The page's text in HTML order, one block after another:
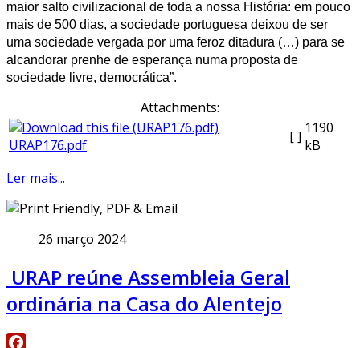
maior salto civilizacional de toda a nossa História: em pouco
mais de 500 dias, a sociedade portuguesa deixou de ser
uma sociedade vergada por uma feroz ditadura (…) para se
alcandorar prenhe de esperança numa proposta de
sociedade livre, democrática”.
Attachments:
URAP176.pdf [ ] 1190
kB
Ler mais...
26 março 2024
​ URAP reúne Assembleia Geral
ordinária na Casa do Alentejo